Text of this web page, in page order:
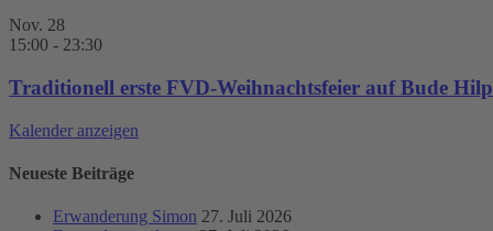
Nov. 28
15:00 - 23:30
Traditionell erste FVD-Weihnachtsfeier auf Bude
Kalender anzeigen
Neueste Beiträge
Erwanderung Simon 27. Juli 2026